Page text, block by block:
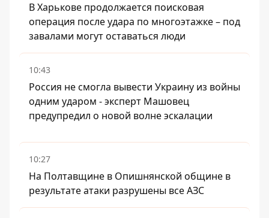
В Харькове продолжается поисковая
операция после удара по многоэтажке – под
завалами могут оставаться люди
10:43
Россия не смогла вывести Украину из войны
одним ударом - эксперт Машовец
предупредил о новой волне эскалации
10:27
На Полтавщине в Опишнянской общине в
результате атаки разрушены все АЗС